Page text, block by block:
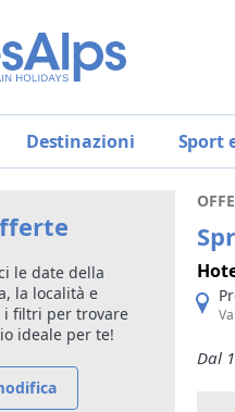
Destinazioni Sport
le date della
la località e
i filtri per trovare
ideale per te!
Dal